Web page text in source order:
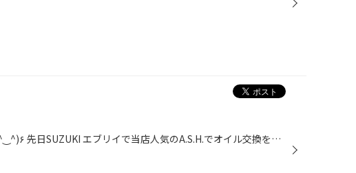
みなさまこんにちは٩(^‿^)۶ 先日SUZUKI エブリイで当店人気のA.S.H.でオイル交換を行いました。 高性能オイルA.S.H. A.S.H.オイルはノンポリマーで汚れづらいオイル！！ 通常オイルの倍以上長持ちするオイル(๑╹ω╹๑ ) お車の状態にも寄りますが7000キロ〜10000キロ位まで 使用出来るオイルです♪ メン...